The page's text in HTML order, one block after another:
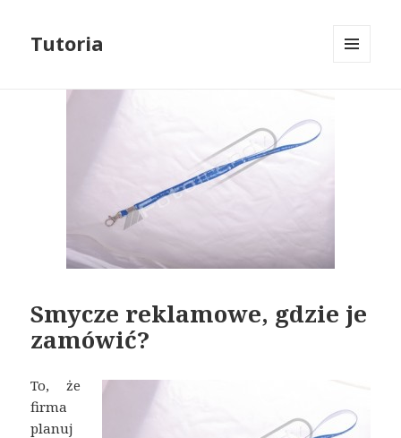
Tutoria
Smycze reklamowe, gdzie je
zamówić?
To, że
firma
planuj